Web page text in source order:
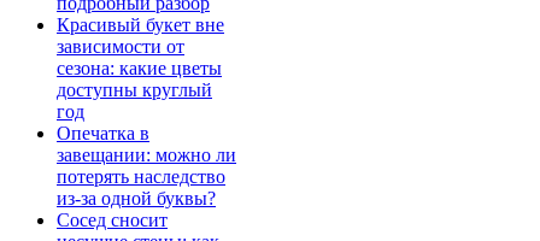
Красивый букет вне
зависимости от
сезона: какие цветы
доступны круглый
год
Опечатка в
завещании: можно ли
потерять наследство
из-за одной буквы?
Сосед сносит